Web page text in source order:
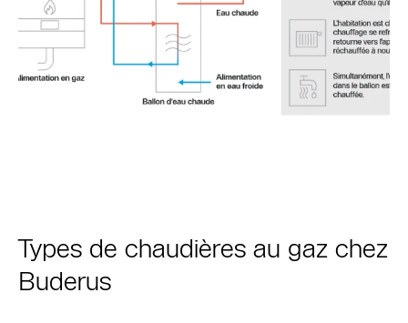
Types de chaudières au gaz chez
Buderus